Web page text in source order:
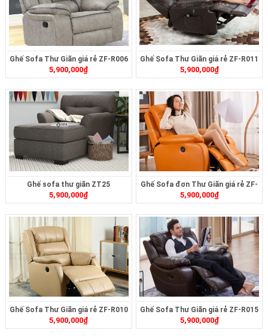
Ghế Sofa Thư Giãn giá rẻ ZF-R006
5,900,000₫
Ghế Sofa Thư Giãn giá rẻ ZF-R011
5,900,000₫
Ghế sofa thư giãn ZT25
5,900,000₫
Ghế Sofa đơn Thư Giãn giá rẻ ZF-
R014
5,900,000₫
Ghế Sofa Thư Giãn giá rẻ ZF-R010
5,900,000₫
Ghế Sofa Thư Giãn giá rẻ ZF-R015
5,900,000₫